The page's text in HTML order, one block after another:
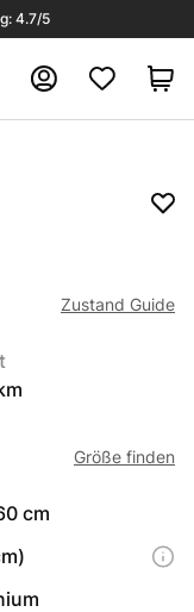
4.7/5
Konto
Zustand Guide
Größe finden
cm